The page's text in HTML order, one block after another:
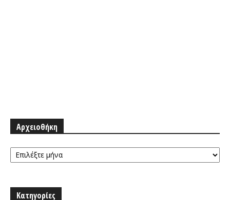
Αρχειοθήκη
Αρχειοθήκη
Κατηγορίες